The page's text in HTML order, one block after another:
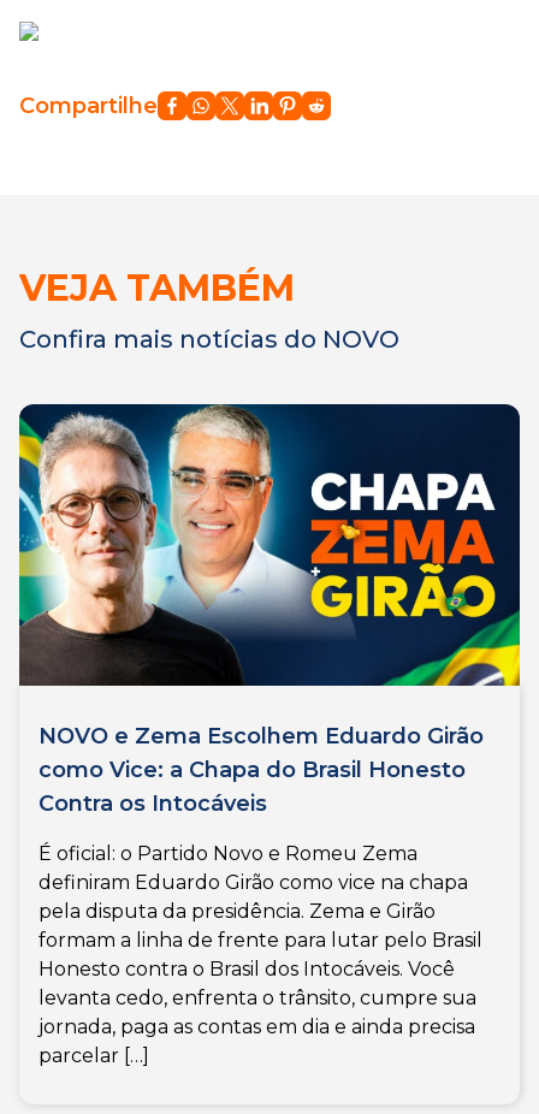
Compartilhe
VEJA TAMBÉM
Confira mais notícias do NOVO
NOVO e Zema Escolhem Eduardo Girão
como Vice: a Chapa do Brasil Honesto
Contra os Intocáveis
É oficial: o Partido Novo e Romeu Zema
definiram Eduardo Girão como vice na chapa
pela disputa da presidência. Zema e Girão
formam a linha de frente para lutar pelo Brasil
Honesto contra o Brasil dos Intocáveis. Você
levanta cedo, enfrenta o trânsito, cumpre sua
jornada, paga as contas em dia e ainda precisa
parcelar […]